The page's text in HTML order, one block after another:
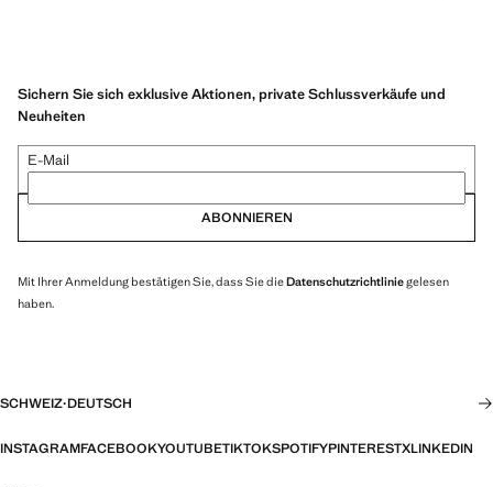
Sichern Sie sich exklusive Aktionen, private Schlussverkäufe und
Neuheiten
E-Mail
ABONNIEREN
Mit Ihrer Anmeldung bestätigen Sie, dass Sie dieDatenschutzrichtliniegelesen
haben.
SCHWEIZ·DEUTSCH
INSTAGRAMFACEBOOKYOUTUBETIKTOKSPOTIFYPINTERESTXLINKEDIN